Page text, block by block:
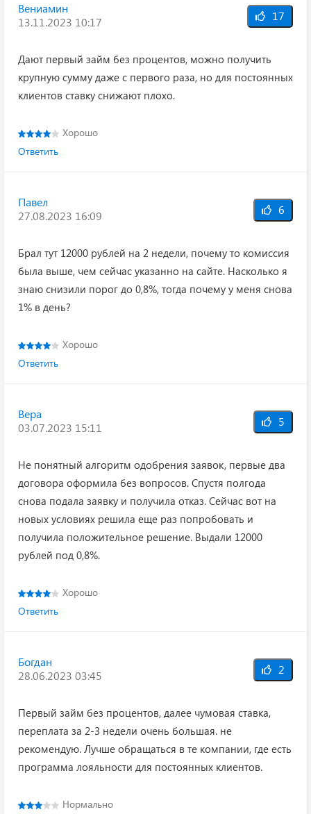
Вениамин
13.11.2023 10:17
17
Дают первый займ без процентов, можно получить
крупную сумму даже с первого раза, но для постоянных
клиентов ставку снижают плохо.
Хорошо
Ответить
Павел
27.08.2023 16:09
6
Брал тут 12000 рублей на 2 недели, почему то комиссия
была выше, чем сейчас указанно на сайте. Насколько я
знаю снизили порог до 0,8%, тогда почему у меня снова
1% в день?
Хорошо
Ответить
Вера
03.07.2023 15:11
5
Не понятный алгоритм одобрения заявок, первые два
договора оформила без вопросов. Спустя полгода
снова подала заявку и получила отказ. Сейчас вот на
новых условиях решила еще раз попробовать и
получила положительное решение. Выдали 12000
рублей под 0,8%.
Хорошо
Ответить
Богдан
28.06.2023 03:45
2
Первый займ без процентов, далее чумовая ставка,
переплата за 2-3 недели очень большая. не
рекомендую. Лучше обращаться в те компании, где есть
программа лояльности для постоянных клиентов.
Нормально